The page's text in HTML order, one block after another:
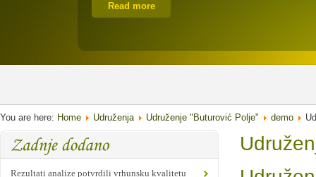
Read more
You are here: Home Udruženja Udruženje "Buturović Polje" demo
Rezultati analize potvrdili vrhunsku kvalitetu